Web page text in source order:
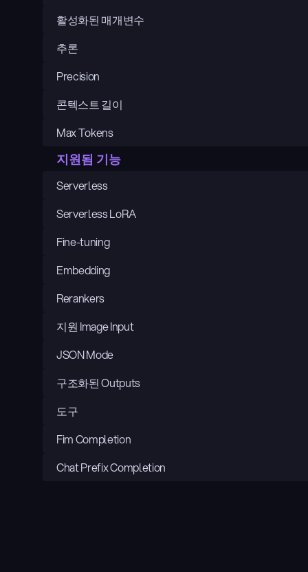
활성화된 매개변수
추론
Precision
콘텍스트 길이
Max Tokens
지원됨 기능
Serverless
Serverless LoRA
Fine-tuning
Embedding
Rerankers
지원 Image Input
JSON Mode
구조화된 Outputs
도구
Fim Completion
Chat Prefix Completion